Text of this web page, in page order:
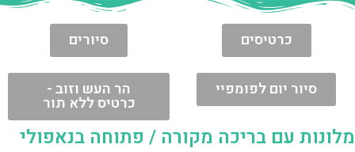
כרטיסים סיורים
סיור יום לפומפיי הר העש וזוב -
כרטיס ללא תור
מלונות עם בריכה מקורה / פתוחה בנאפולי